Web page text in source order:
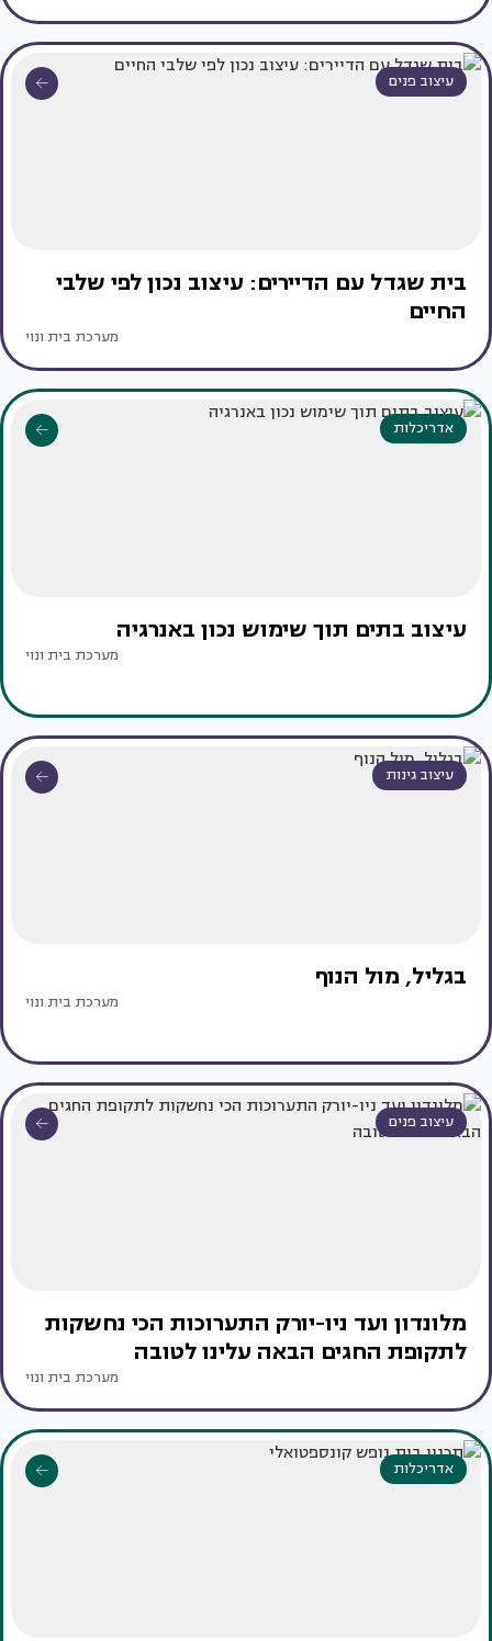
עיצוב פנים
בית שגדל עם הדיירים: עיצוב נכון לפי שלבי
החיים
מערכת בית ונוי
אדריכלות
עיצוב בתים תוך שימוש נכון באנרגיה
מערכת בית ונוי
עיצוב גינות
בגליל, מול הנוף
מערכת בית ונוי
עיצוב פנים
מלונדון ועד ניו-יורק התערוכות הכי נחשקות
לתקופת החגים הבאה עלינו לטובה
מערכת בית ונוי
אדריכלות